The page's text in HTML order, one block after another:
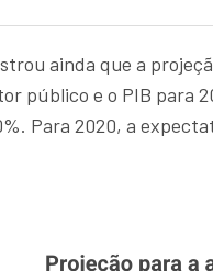
ainda que a
público e o PIB para
Para 2020, a